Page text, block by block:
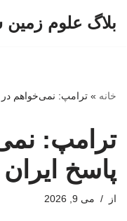
بلاگ علوم
خانه » ترامپ: نمی‌خواهم در
ترامپ:
پاسخ
از می 9, 2026